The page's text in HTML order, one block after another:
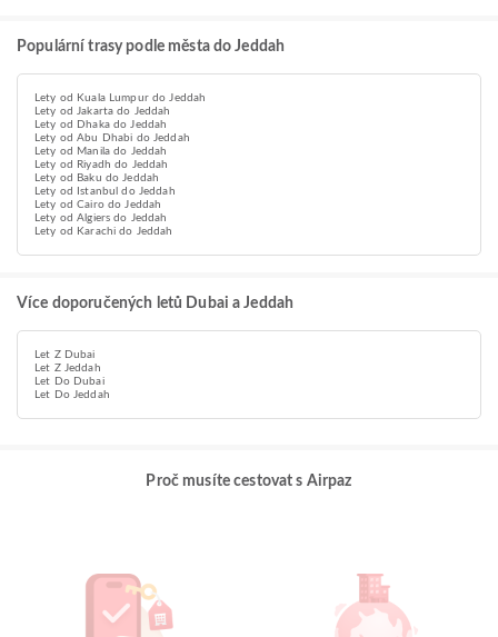
Populární trasy podle města do Jeddah
Lety od Kuala Lumpur do Jeddah
Lety od Jakarta do Jeddah
Lety od Dhaka do Jeddah
Lety od Abu Dhabi do Jeddah
Lety od Manila do Jeddah
Lety od Riyadh do Jeddah
Lety od Baku do Jeddah
Lety od Istanbul do Jeddah
Lety od Cairo do Jeddah
Lety od Algiers do Jeddah
Lety od Karachi do Jeddah
Více doporučených letů Dubai a Jeddah
Let Z Dubai
Let Z Jeddah
Let Do Dubai
Let Do Jeddah
Proč musíte cestovat s Airpaz